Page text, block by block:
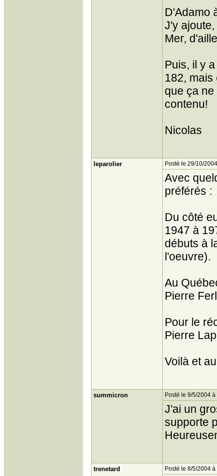
D'Adamo
J'y
Mer,
Puis, il y
182, mais
que ça
contenu!
Nicolas
leparolier Posté le 29/10/
Avec
préférés :
Du côté
1947 à
débuts à
l'oeuvre).
Au
Pierre
Pour le
Pierre
Voilà et
summicron Posté le 9/5/2004 à
J'ai un
supporte
trenetard Posté le 8/5/2004